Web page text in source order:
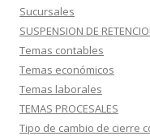
Sucursales
SUSPENSION DE
Temas contables
Temas económicos
Temas laborales
TEMAS PROCESALES
Tipo de cambio de cierre